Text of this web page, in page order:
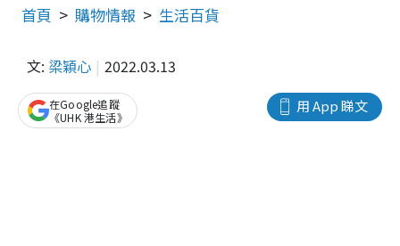
首頁 購物情報 生活百貨
文: 梁穎心 2022.03.13
用 App 睇文
在Google追蹤
《UHK 港生活》